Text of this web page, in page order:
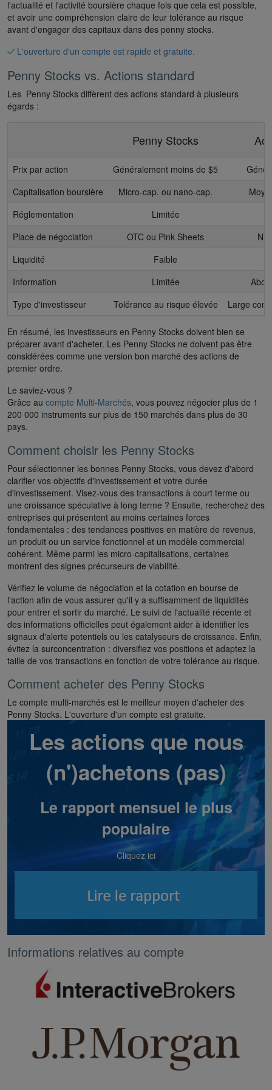
l'actualité et l'activité boursière chaque fois que cela est possible,
et avoir une compréhension claire de leur tolérance au risque
avant d'engager des capitaux dans des penny stocks.
L'ouverture d'un compte est rapide et gratuite.
Penny Stocks vs. Actions standard
Les Penny Stocks diffèrent des actions standard à plusieurs
égards :
Penny Stocks
Prix par action Généralement moins de $5
Capitalisation boursière
Micro-cap. ou nano-cap.
Réglementation
Limitée
Place de négociation
OTC ou Pink Sheets
Liquidité
Faible
Information
Limitée
Type d'investisseur
Tolérance au risque élevée Large
En résumé, les investisseurs en Penny Stocks doivent bien se
préparer avant d'acheter. Les Penny Stocks ne doivent pas être
considérées comme une version bon marché des actions de
premier ordre.
Le saviez-vous ?
Grâce au compte Multi-Marchés, vous pouvez négocier plus de 1
200 000 instruments sur plus de 150 marchés dans plus de 30
pays.
Comment choisir les Penny Stocks
Pour sélectionner les bonnes Penny Stocks, vous devez d'abord
clarifier vos objectifs d'investissement et votre durée
d'investissement. Visez-vous des transactions à court terme ou
une croissance spéculative à long terme ? Ensuite, recherchez des
entreprises qui présentent au moins certaines forces
fondamentales : des tendances positives en matière de revenus,
un produit ou un service fonctionnel et un modèle commercial
cohérent. Même parmi les micro-capitalisations, certaines
montrent des signes précurseurs de viabilité.
Vérifiez le volume de négociation et la cotation en bourse de
l'action afin de vous assurer qu'il y a suffisamment de liquidités
pour entrer et sortir du marché. Le suivi de l'actualité récente et
des informations officielles peut également aider à identifier les
signaux d'alerte potentiels ou les catalyseurs de croissance. Enfin,
évitez la surconcentration : diversifiez vos positions et adaptez la
taille de vos transactions en fonction de votre tolérance au risque.
Comment acheter des Penny Stocks
Le compte multi-marchés est le meilleur moyen d'acheter des
Penny Stocks. L'ouverture d'un compte est gratuite.
Les actions que nous
(n')achetons (pas)
Le rapport mensuel le plus
populaire
Cliquez ici
Informations relatives au compte